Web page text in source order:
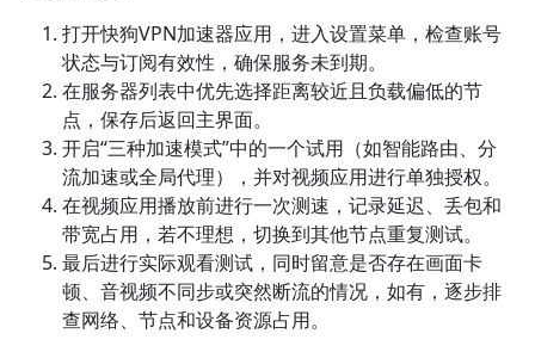
打开快狗VPN加速器应用，进入设置菜单，检查账号
状态与订阅有效性，确保服务未到期。
在服务器列表中优先选择距离较近且负载偏低的节
点，保存后返回主界面。
开启“三种加速模式”中的一个试用（如智能路由、分
流加速或全局代理），并对视频应用进行单独授权。
在视频应用播放前进行一次测速，记录延迟、丢包和
带宽占用，若不理想，切换到其他节点重复测试。
最后进行实际观看测试，同时留意是否存在画面卡
顿、音视频不同步或突然断流的情况，如有，逐步排
查网络、节点和设备资源占用。